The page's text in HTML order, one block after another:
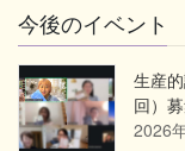
今後のイベント
生産
回）
2026